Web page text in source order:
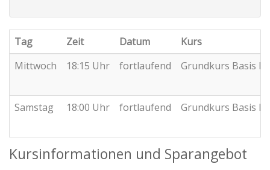
Tag Zeit Datum
Kurs
Mittwoch
18:15 Uhr fortlaufend Grundkurs Basis II
Samstag 18:00 Uhr fortlaufend Grundkurs Basis II
Kursinformationen und Sparangebot